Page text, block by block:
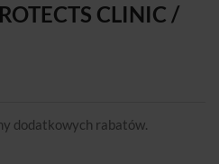
CLINIC /
dodatkowych rabatów.